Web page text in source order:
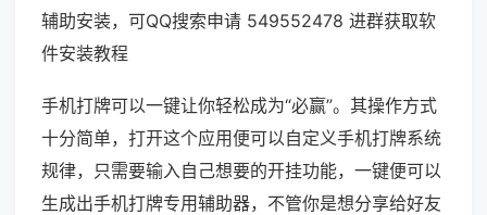
辅助安装，可QQ搜索申请 549552478 进群获取软
件安装教程
手机打牌可以一键让你轻松成为“必赢”。其操作方式
十分简单，打开这个应用便可以自定义手机打牌系统
规律，只需要输入自己想要的开挂功能，一键便可以
生成出手机打牌专用辅助器，不管你是想分享给好友